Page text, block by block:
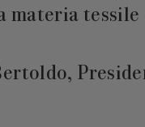
materia